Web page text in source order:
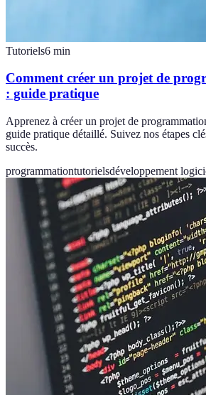
Tutoriels6 min
Comment créer un projet de
: guide pratique
Apprenez à créer un projet de
guide pratique détaillé. Suivez nos étapes
succès.
programmationtutorielsdéveloppement